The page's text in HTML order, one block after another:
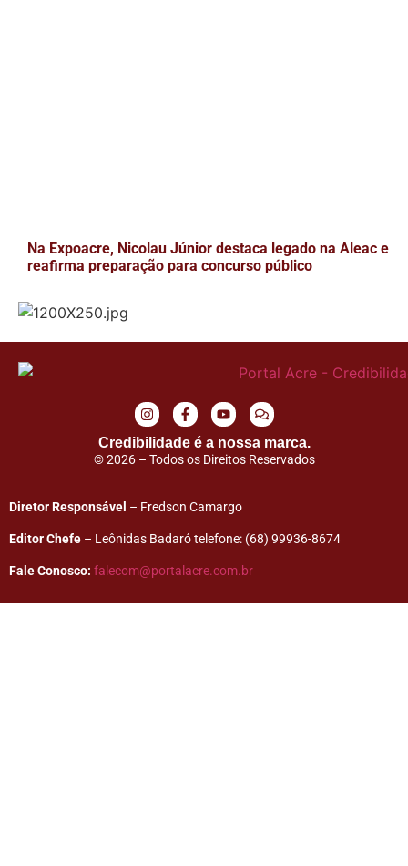
Na Expoacre, Nicolau Júnior destaca legado na Aleac e
reafirma preparação para concurso público
Credibilidade é a nossa marca.
© 2026 – Todos os Direitos Reservados
Diretor Responsável – Fredson Camargo
Editor Chefe – Leônidas Badaró telefone: (68) 99936-8674
Fale Conosco: falecom@portalacre.com.br